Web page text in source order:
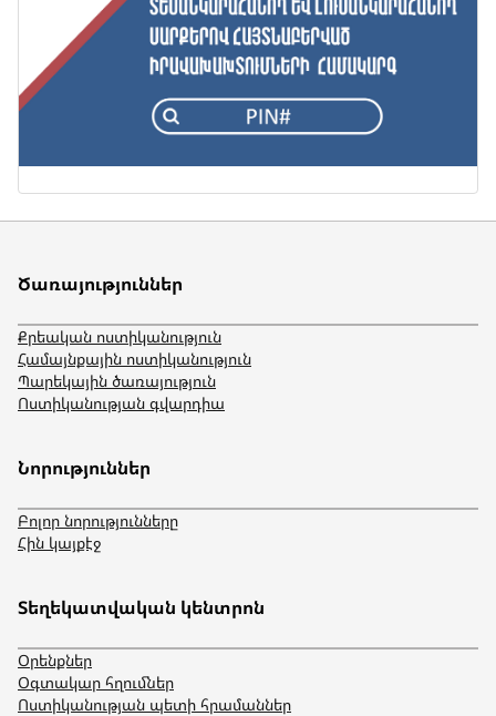
Ծառայություններ
Քրեական ոստիկանություն
Համայնքային ոստիկանություն
Պարեկային ծառայություն
Ոստիկանության գվարդիա
Նորություններ
Բոլոր նորությունները
Հին կայքէջ
Տեղեկատվական կենտրոն
Օրենքներ
Օգտակար հղումներ
Ոստիկանության պետի հրամաններ